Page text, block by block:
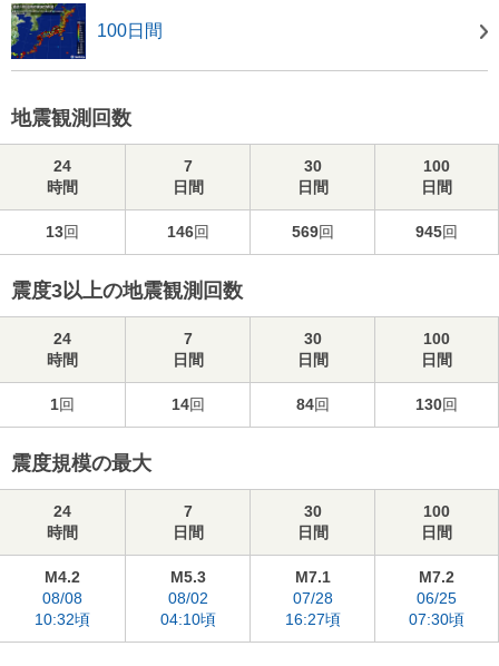
100日間
地震観測回数
24
時間
7
日間
30
日間
100
日間
13回 146回 569回 945回
震度3以上の地震観測回数
24
時間
7
日間
30
日間
100
日間
1回 14回 84回 130回
震度規模の最大
24
時間
7
日間
30
日間
100
日間
M4.2
08/08
10:32頃
M5.3
08/02
04:10頃
M7.1
07/28
16:27頃
M7.2
06/25
07:30頃